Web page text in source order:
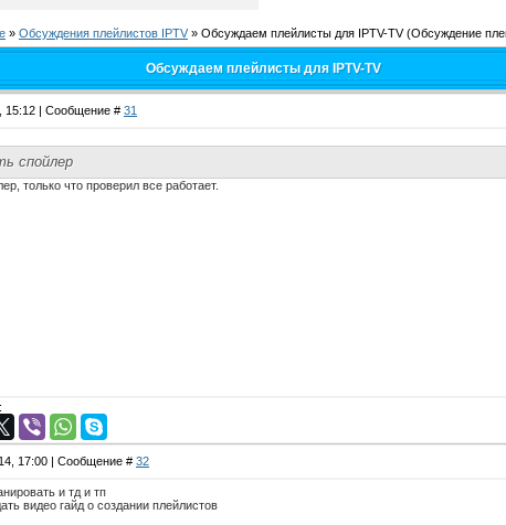
» Обсуждения плейлистов IPTV » Обсуждаем плейлисты для IPTV-TV (Обсуждение
Обсуждаем плейлисты для IPTV-TV
15:12 | Сообщение # 31
спойлер
только что проверил все работает.
17:00 | Сообщение # 32
и тд и тп
видео гайд о создании плейлистов